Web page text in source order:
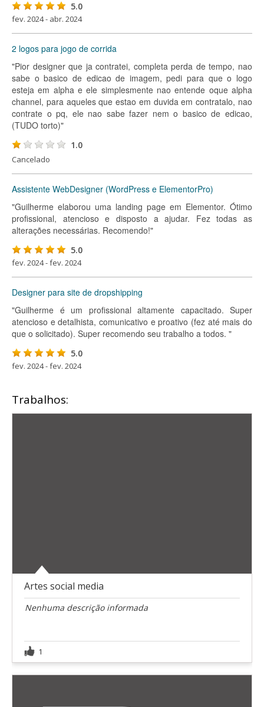
5.0
fev. 2024 - abr. 2024
2 logos para jogo de corrida
"Pior designer que ja contratei, completa perda de tempo, nao
sabe o basico de edicao de imagem, pedi para que o logo
esteja em alpha e ele simplesmente nao entende oque alpha
channel, para aqueles que estao em duvida em contratalo, nao
contrate o pq, ele nao sabe fazer nem o basico de edicao,
(TUDO torto)"
1.0
Cancelado
Assistente WebDesigner (WordPress e ElementorPro)
"Guilherme elaborou uma landing page em Elementor. Ótimo
profissional, atencioso e disposto a ajudar. Fez todas as
alterações necessárias. Recomendo!"
5.0
fev. 2024 - fev. 2024
Designer para site de dropshipping
"Guilherme é um profissional altamente capacitado. Super
atencioso e detalhista, comunicativo e proativo (fez até mais do
que o solicitado). Super recomendo seu trabalho a todos. "
5.0
fev. 2024 - fev. 2024
Trabalhos:
Artes social media
Nenhuma descrição informada
1